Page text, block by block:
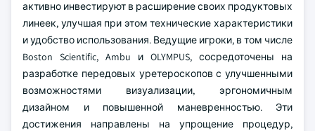
активно инвестируют в расширение своих продуктовых
линеек, улучшая при этом технические характеристики
и удобство использования. Ведущие игроки, в том числе
Boston Scientific, Ambu и OLYMPUS, сосредоточены на
разработке передовых уретероскопов с улучшенными
возможностями визуализации, эргономичным
дизайном и повышенной маневренностью. Эти
достижения направлены на упрощение процедур,